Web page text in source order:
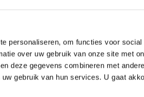
personaliseren, om functies voor
over uw gebruik van onze site met
deze gegevens combineren met
gebruik van hun services. U gaat
keuken